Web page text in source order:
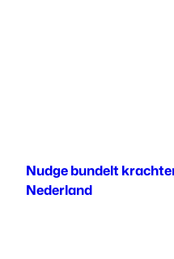
Nudge bundelt
Nederland